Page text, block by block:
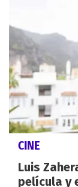
CINE
Luis
película y